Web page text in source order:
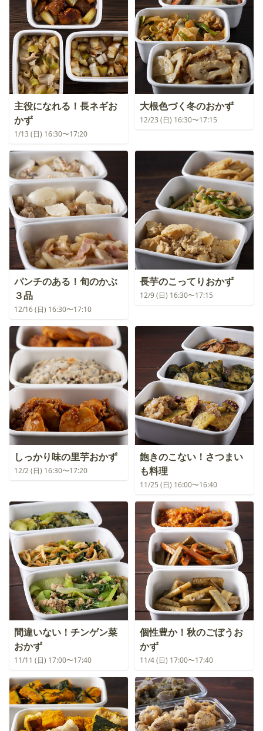
主役になれる！長ネギお
かず
1/13 (日) 16:30〜17:20
大根色づく冬のおかず
12/23 (日) 16:30〜17:15
パンチのある！旬のかぶ
３品
12/16 (日) 16:30〜17:10
長芋のこってりおかず
12/9 (日) 16:30〜17:15
しっかり味の里芋おかず
12/2 (日) 16:30〜17:20
飽きのこない！さつまい
も料理
11/25 (日) 16:00〜16:40
間違いない！チンゲン菜
おかず
11/11 (日) 17:00〜17:40
個性豊か！秋のごぼうお
かず
11/4 (日) 17:00〜17:40